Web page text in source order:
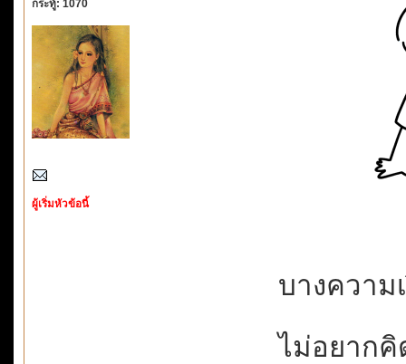
กระทู้: 1070
ผู้เริ่มหัวข้อนี้
บางความ
ไม่อยากคิ